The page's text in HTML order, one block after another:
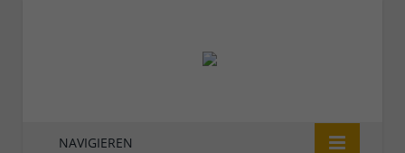
NAVIGIEREN